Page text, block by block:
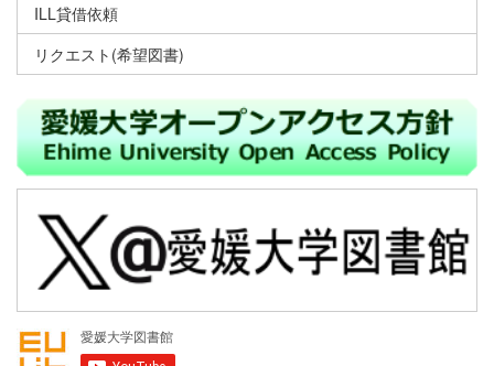
ILL貸借依頼
リクエスト(希望図書)